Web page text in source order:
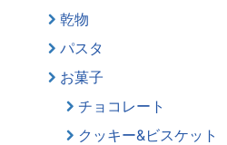
乾物
パスタ
お菓子
チョコレート
クッキー&ビスケット